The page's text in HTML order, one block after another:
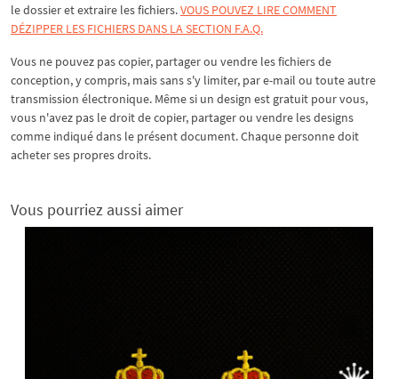
le dossier et extraire les fichiers.VOUS POUVEZ LIRE COMMENT
DÉZIPPER LES FICHIERS DANS LA SECTION F.A.Q.
Vous ne pouvez pas copier, partager ou vendre les fichiers de
conception, y compris, mais sans s'y limiter, par e-mail ou toute autre
transmission électronique. Même si un design est gratuit pour vous,
vous n'avez pas le droit de copier, partager ou vendre les designs
comme indiqué dans le présent document. Chaque personne doit
acheter ses propres droits.
Vous pourriez aussi aimer